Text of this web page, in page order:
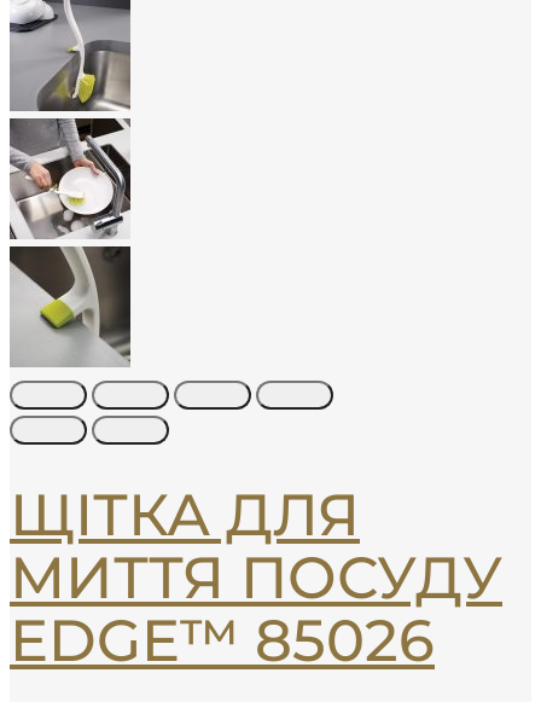
ЩІТКА ДЛЯ
МИТТЯ ПОСУДУ
EDGE™ 85026